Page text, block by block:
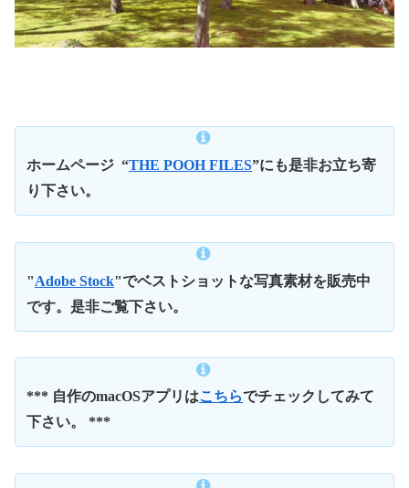
ホームページ “THE POOH FILES”にも是非お立ち寄
り下さい。
"Adobe Stock"でベストショットな写真素材を販売中
です。是非ご覧下さい。
*** 自作のmacOSアプリはこちらでチェックしてみて
下さい。 ***